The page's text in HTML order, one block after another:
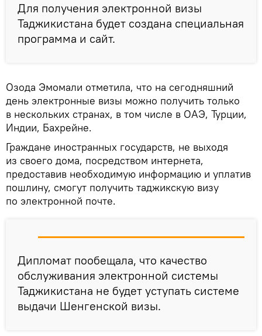
Для получения электронной визы
Таджикистана будет создана специальная
программа и сайт.
Озода Эмомали отметила, что на сегодняшний
день электронные визы можно получить только
в нескольких странах, в том числе в ОАЭ, Турции,
Индии, Бахрейне.
Граждане иностранных государств, не выходя
из своего дома, посредством интернета,
предоставив необходимую информацию и уплатив
пошлину, смогут получить таджикскую визу
по электронной почте.
Дипломат пообещала, что качество
обслуживания электронной системы
Таджикистана не будет уступать системе
выдачи Шенгенской визы.